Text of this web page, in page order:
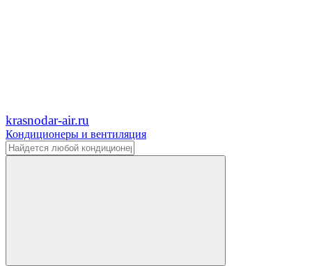
krasnodar-air.ru
Кондиционеры и вентиляция